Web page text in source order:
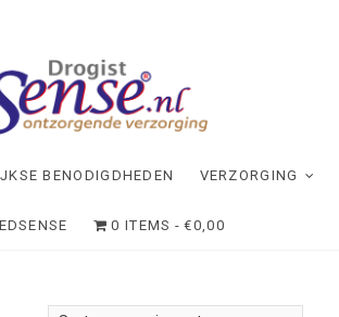
BENODIGDHEDEN VERZORGING
0 ITEMS €0,00